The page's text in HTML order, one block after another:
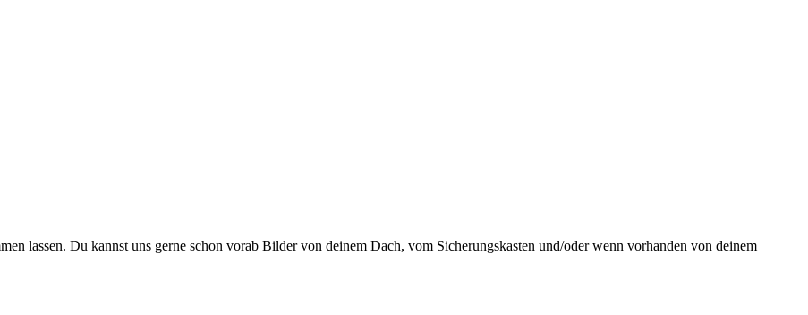
lassen. Du kannst uns gerne schon vorab Bilder von deinem Dach, vom Sicherungskasten und/oder wenn vorhanden von deinem